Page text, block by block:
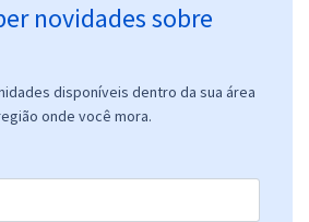
novidades sobre
disponíveis dentro da sua área
onde você mora.